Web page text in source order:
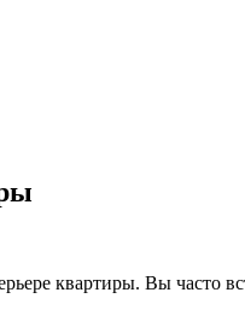
квартиры. Вы часто